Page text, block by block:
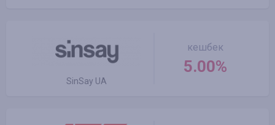
SinSay UA
кешбек
5.00%